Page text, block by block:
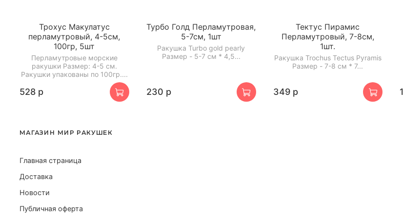
Трохус Макулатус
перламутровый, 4-5см,
100гр, 5шт
Перламутровые морские
ракушки Размер: 4-5 см.
Ракушки упакованы по 100гр....
528 р
Турбо Голд Перламутровая,
5-7см, 1шт
Ракушка Turbo gold pearly
Размер - 5-7 см * 4,5...
230 р
Тектус Пирамис
Перламутровый, 7-8см,
1шт.
Ракушка Trochus Tectus Pyramis
Размер - 7-8 см * 7...
349 р
МАГАЗИН МИР РАКУШЕК
Главная страница
Доставка
Новости
Публичная оферта